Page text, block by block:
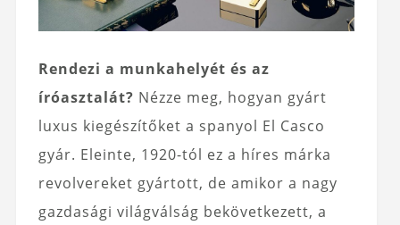
Rendezi a munkahelyét és az
íróasztalát? Nézze meg, hogyan gyárt
luxus kiegészítőket a spanyol El Casco
gyár. Eleinte, 1920-tól ez a híres márka
revolvereket gyártott, de amikor a nagy
gazdasági világválság bekövetkezett, a